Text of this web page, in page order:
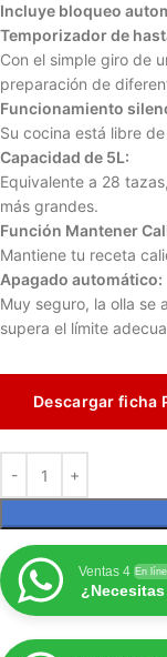
Incluye bloqueo
Temporizador de
Con el simple giro de
preparación de
Funcionamiento
Su cocina está libre
Capacidad de 5L:
Equivalente a 28
más grandes.
Función Mantener
Mantiene tu receta
Apagado automático:
Muy seguro, la olla se
supera el límite
Descargar ficha
Ventas 4 En